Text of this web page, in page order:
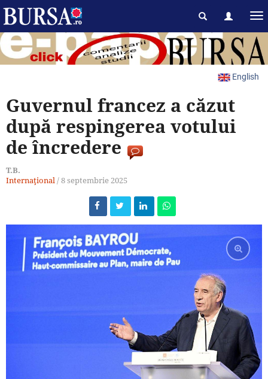
English
Guvernul francez a căzut
după respingerea votului
de încredere
T.B.
Internaţional/8 septembrie 2025